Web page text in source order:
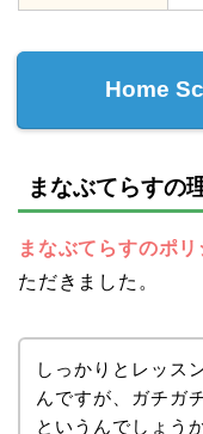
Home
まなぶてらすの
まなぶてらすのポ
ただきました。
しっかりとレッス
んですが、ガチガ
というんでしょうか